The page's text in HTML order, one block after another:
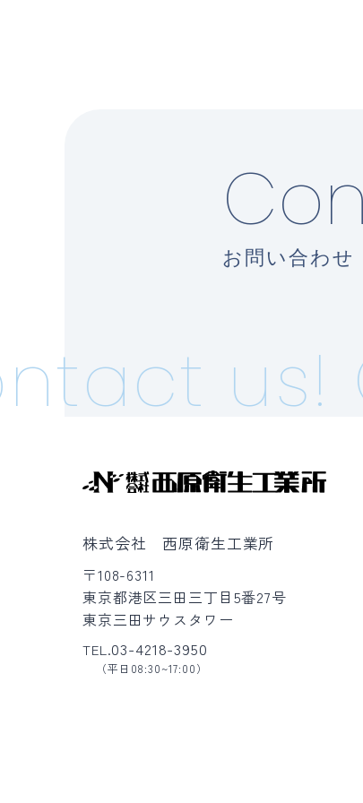
お問い合わせ
us!
株式会社 西原衛生工業所
〒108-6311
東京都港区三田三丁目5番27号
東京三田サウスタワー
TEL.03-4218-3950
（平日08:30~17:00）